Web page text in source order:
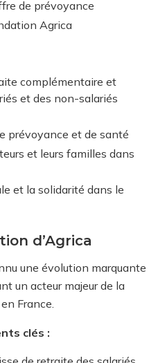
de prévoyance
Agrica
complémentaire et
et des non-salariés
prévoyance et de santé
et leurs familles dans
et la solidarité dans le
d’Agrica
une évolution marquante
un acteur majeur de la
France.
clés :